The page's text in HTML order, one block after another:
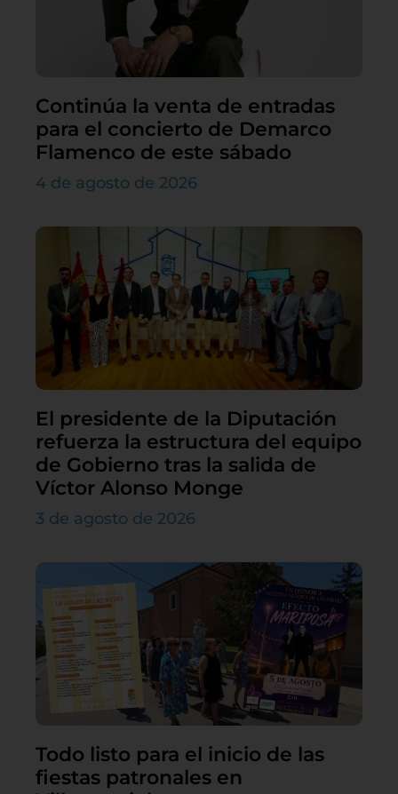
Continúa la venta de entradas
para el concierto de Demarco
Flamenco de este sábado
4 de agosto de 2026
El presidente de la Diputación
refuerza la estructura del equipo
de Gobierno tras la salida de
Víctor Alonso Monge
3 de agosto de 2026
Todo listo para el inicio de las
fiestas patronales en